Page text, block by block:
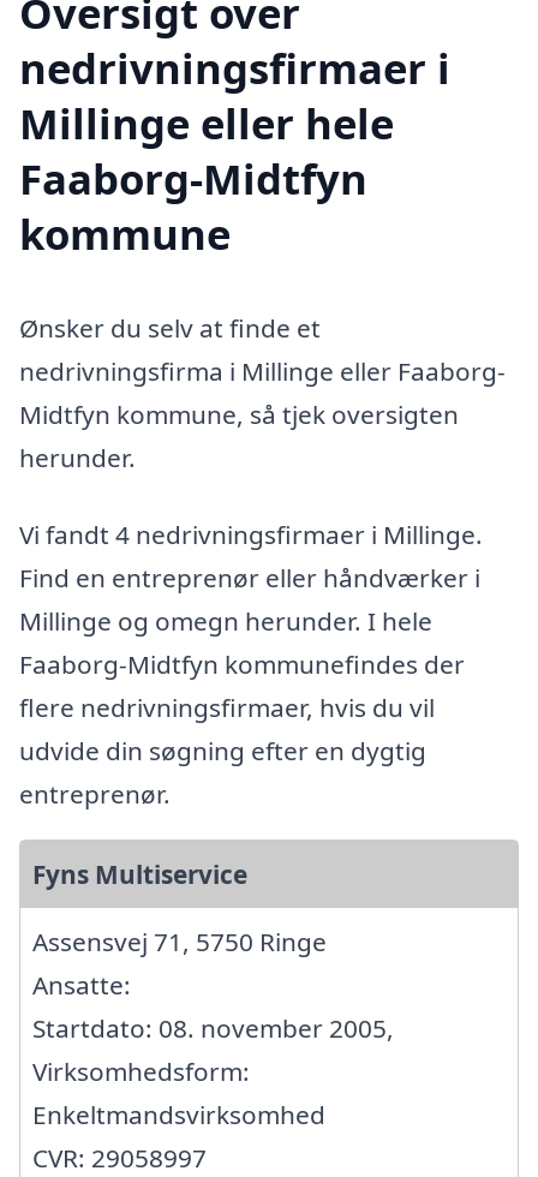
Oversigt over
nedrivningsfirmaer i
Millinge eller hele
Faaborg-Midtfyn
kommune
Ønsker du selv at finde et
nedrivningsfirma i Millinge eller Faaborg-
Midtfyn kommune, så tjek oversigten
herunder.
Vi fandt 4 nedrivningsfirmaer i Millinge.
Find en entreprenør eller håndværker i
Millinge og omegn herunder. I hele
Faaborg-Midtfyn kommunefindes der
flere nedrivningsfirmaer, hvis du vil
udvide din søgning efter en dygtig
entreprenør.
Fyns Multiservice
Assensvej 71, 5750 Ringe
Ansatte:
Startdato: 08. november 2005,
Virksomhedsform:
Enkeltmandsvirksomhed
CVR: 29058997